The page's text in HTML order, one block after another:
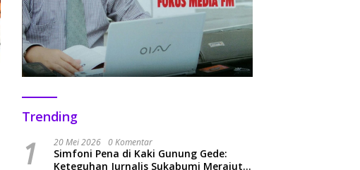
Trending
1 20 Mei 2026 0 Komentar
Simfoni Pena di Kaki Gunung Gede:
Keteguhan Jurnalis Sukabumi Merajut